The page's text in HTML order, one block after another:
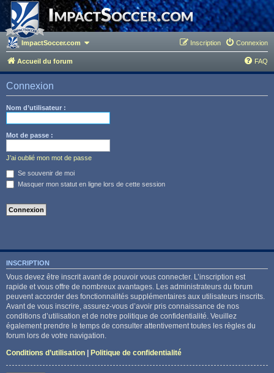
ImpactSoccer.com Connexion
Inscription
Accueil du forum FAQ
Connexion
Nom d’utilisateur :
Mot de passe :
J’ai oublié mon mot de passe
Se souvenir de moi
Masquer mon statut en ligne lors de cette session
INSCRIPTION
Vous devez être inscrit avant de pouvoir vous connecter. L’inscription est
rapide et vous offre de nombreux avantages. Les administrateurs du forum
peuvent accorder des fonctionnalités supplémentaires aux utilisateurs inscrits.
Avant de vous inscrire, assurez-vous d’avoir pris connaissance de nos
conditions d’utilisation et de notre politique de confidentialité. Veuillez
également prendre le temps de consulter attentivement toutes les règles du
forum lors de votre navigation.
Conditions d’utilisation | Politique de confidentialité